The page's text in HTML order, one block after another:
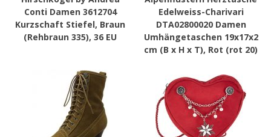
Conti Damen 3612704
Kurzschaft Stiefel, Braun
(Rehbraun 335), 36 EU
Edelweiss-Charivari
DTA02800020 Damen
Umhängetaschen 19x17x2
cm (B x H x T), Rot (rot 20)